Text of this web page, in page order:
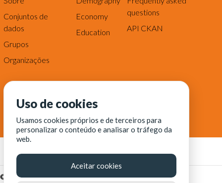
Conjuntos de
dados
Grupos
Organizações
Economy
Education
questions
API CKAN
© Fortaleza Digital || CITINOVA - Fundação de Ciência,
Uso de cookies
Usamos cookies próprios e de terceiros para
personalizar o conteúdo e analisar o tráfego da
web.
Aceitar cookies